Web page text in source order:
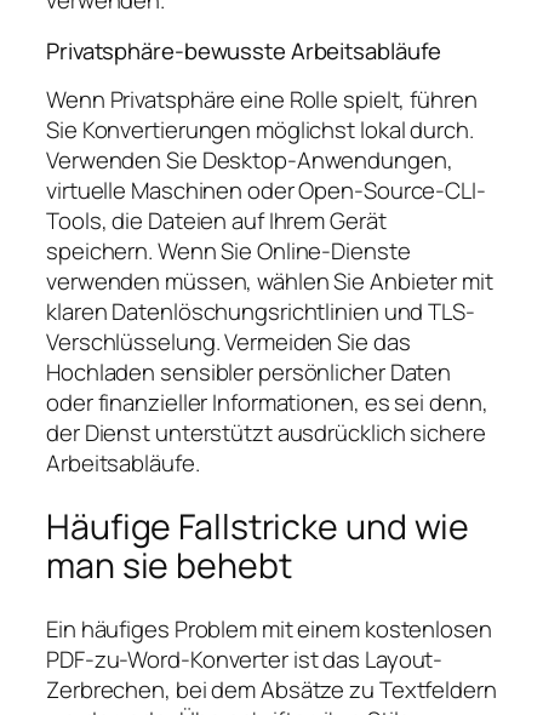
Privatsphäre-bewusste Arbeitsabläufe
Wenn Privatsphäre eine Rolle spielt, führen
Sie Konvertierungen möglichst lokal durch.
Verwenden Sie Desktop-Anwendungen,
virtuelle Maschinen oder Open-Source-CLI-
Tools, die Dateien auf Ihrem Gerät
speichern. Wenn Sie Online-Dienste
verwenden müssen, wählen Sie Anbieter mit
klaren Datenlöschungsrichtlinien und TLS-
Verschlüsselung. Vermeiden Sie das
Hochladen sensibler persönlicher Daten
oder finanzieller Informationen, es sei denn,
der Dienst unterstützt ausdrücklich sichere
Arbeitsabläufe.
Häufige Fallstricke und wie
man sie behebt
Ein häufiges Problem mit einem kostenlosen
PDF-zu-Word-Konverter ist das Layout-
Zerbrechen, bei dem Absätze zu Textfeldern